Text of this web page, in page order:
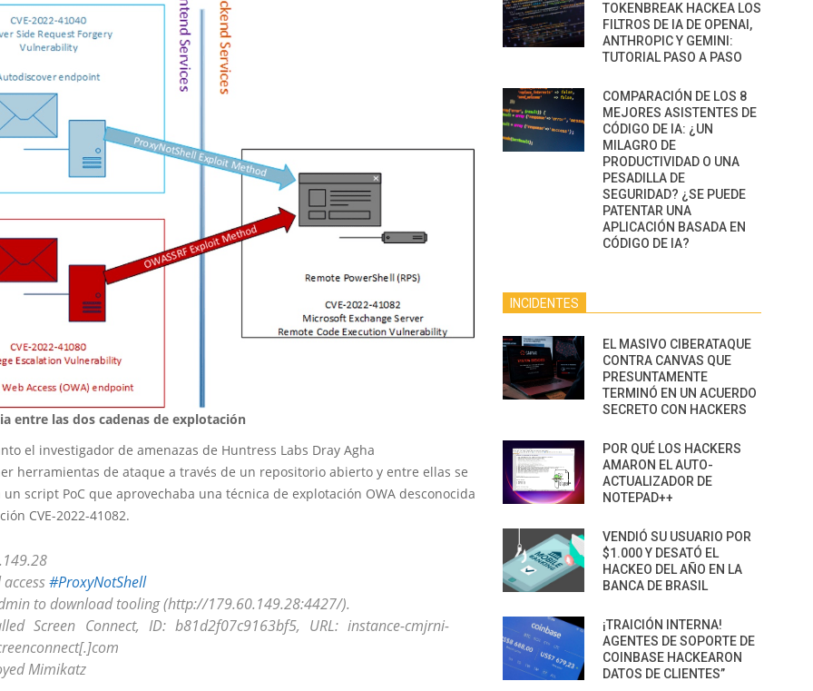
entre las dos cadenas de explotación
el investigador de amenazas de Huntress Labs Dray Agha
herramientas de ataque a través de un repositorio abierto y entre ellas se
script PoC que aprovechaba una técnica de explotación OWA desconocida
CVE-2022-41082.
#ProxyNotShell
to download tooling (http://179.60.149.28:4427/).
Screen Connect, ID: b81d2f07c9163bf5, URL: instance-cmjrni-
Mimikatz
TOKENBREAK HACKEA LOS
FILTROS DE IA DE OPENAI,
ANTHROPIC Y GEMINI:
TUTORIAL PASO A PASO
COMPARACIÓN DE LOS 8
MEJORES ASISTENTES DE
CÓDIGO DE IA: ¿UN
MILAGRO DE
PRODUCTIVIDAD O UNA
PESADILLA DE
SEGURIDAD? ¿SE PUEDE
PATENTAR UNA
APLICACIÓN BASADA EN
CÓDIGO DE IA?
INCIDENTES
EL MASIVO CIBERATAQUE
CONTRA CANVAS QUE
PRESUNTAMENTE
TERMINÓ EN UN ACUERDO
SECRETO CON HACKERS
POR QUÉ LOS HACKERS
AMARON EL AUTO-
ACTUALIZADOR DE
NOTEPAD++
VENDIÓ SU USUARIO POR
$1.000 Y DESATÓ EL
HACKEO DEL AÑO EN LA
BANCA DE BRASIL
¡TRAICIÓN INTERNA!
AGENTES DE SOPORTE DE
COINBASE HACKEARON
DATOS DE CLIENTES”